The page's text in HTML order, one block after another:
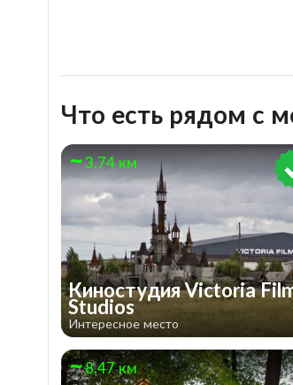
Что есть рядом с
3.74 км
Киностудия Victoria
Studios
Интересное место
8.47 км